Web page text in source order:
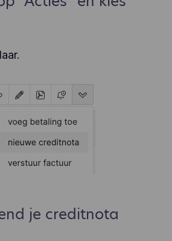
je creditnota